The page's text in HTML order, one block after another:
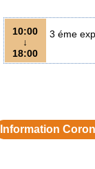
10:00
↓
18:00
3 éme
Information